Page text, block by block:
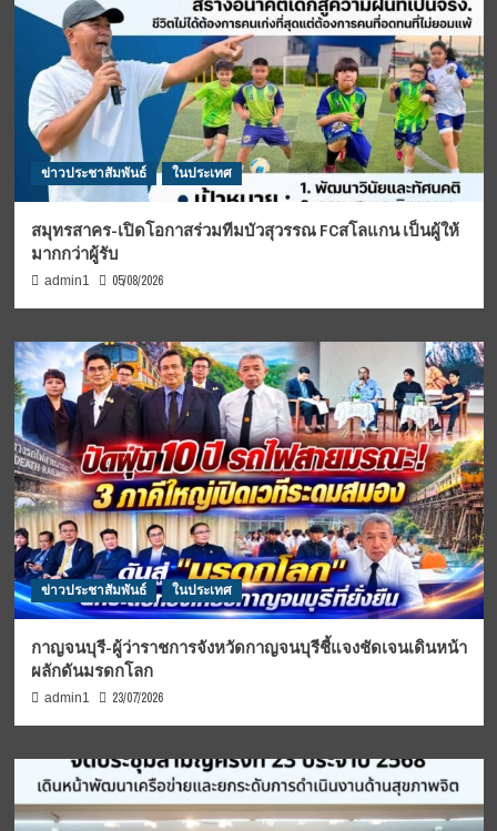
ข่าวประชาสัมพันธ์ ในประเทศ
สมุทรสาคร-เปิดโอกาสร่วมทีมบัวสุวรรณ FCสโลแกน เป็นผู้ให้
มากกว่าผู้รับ
admin1 05/08/2026
ข่าวประชาสัมพันธ์ ในประเทศ
กาญจนบุรี-ผู้ว่าราชการจังหวัดกาญจนบุรีชี้แจงชัดเจนเดินหน้า
ผลักดันมรดกโลก
admin1 23/07/2026